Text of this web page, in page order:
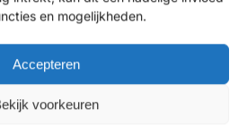
en mogelijkheden.
Accepteren
voorkeuren
aan?
meestal via:
Wmo-consulent